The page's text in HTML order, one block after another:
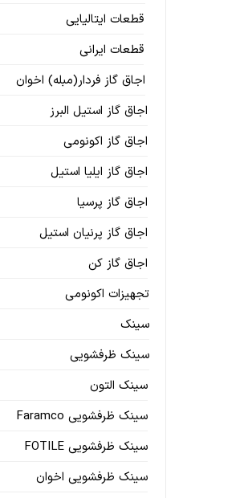
قطعات ایتالیایی
قطعات ایرانی
اجاق گاز فردار(مبله) اخوان
اجاق گاز استیل البرز
اجاق گاز اکونومی
اجاق گاز ایلیا استیل
اجاق گاز پرسیا
اجاق گاز پرنیان استیل
اجاق گاز کن
تجهیزات اکونومی
سینک
سینک ظرفشویی
سینک التون
سینک ظرفشویی Faramco
سینک ظرفشویی FOTILE
سینک ظرفشویی اخوان